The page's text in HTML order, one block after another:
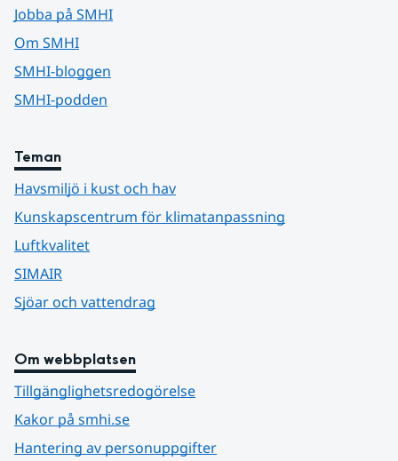
Jobba på SMHI
Om SMHI
SMHI-bloggen
SMHI-podden
Teman
Havsmiljö i kust och hav
Kunskapscentrum för klimatanpassning
Luftkvalitet
SIMAIR
Sjöar och vattendrag
Om webbplatsen
Tillgänglighetsredogörelse
Kakor på smhi.se
Hantering av personuppgifter